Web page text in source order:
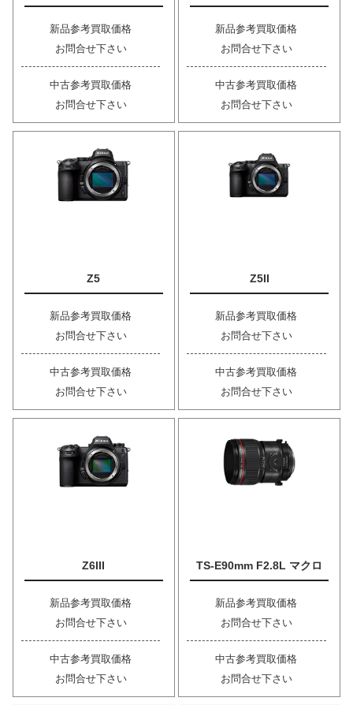
新品参考買取価格
お問合せ下さい
中古参考買取価格
お問合せ下さい
新品参考買取価格
お問合せ下さい
中古参考買取価格
お問合せ下さい
Z5
新品参考買取価格
お問合せ下さい
中古参考買取価格
お問合せ下さい
Z5II
新品参考買取価格
お問合せ下さい
中古参考買取価格
お問合せ下さい
Z6III
新品参考買取価格
お問合せ下さい
中古参考買取価格
お問合せ下さい
TS-E90mm F2.8L マクロ
新品参考買取価格
お問合せ下さい
中古参考買取価格
お問合せ下さい